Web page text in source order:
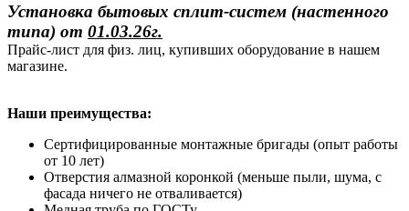
Установка бытовых сплит-систем (настенного
типа) от 01.03.26г.
Прайс-лист для физ. лиц, купивших оборудование в нашем
магазине.
Наши преимущества:
Сертифицированные монтажные бригады (опыт работы
от 10 лет)
Отверстия алмазной коронкой (меньше пыли, шума, с
фасада ничего не отваливается)